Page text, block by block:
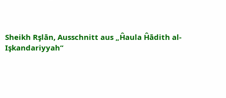
Sheikh Rşlān, Ausschnitt aus „Ĥaula Ĥādith al-
Işkandariyyah“